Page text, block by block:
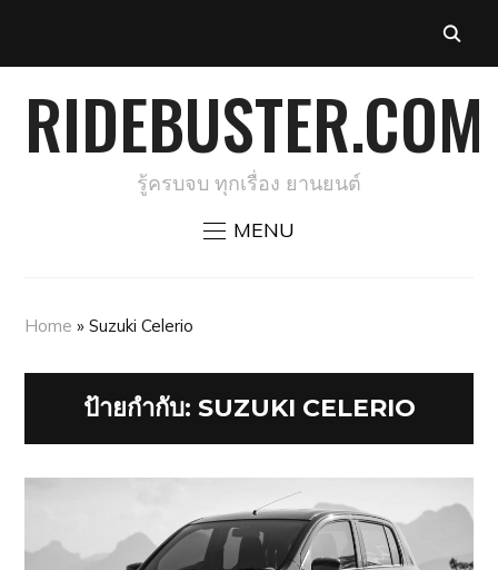
RIDEBUSTER.COM
รู้ครบจบ ทุกเรื่อง ยานยนต์
MENU
Home »Suzuki Celerio
ป้ายกำกับ: SUZUKI CELERIO